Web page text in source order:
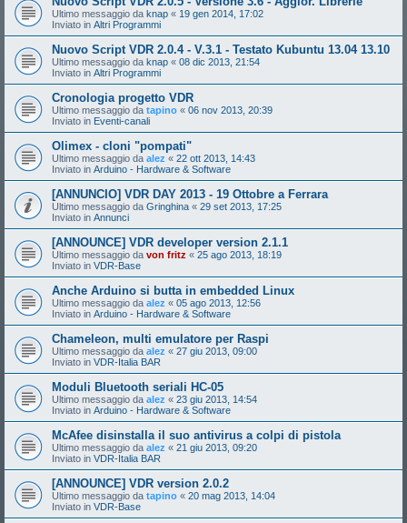
Ultimo messaggio da knap « 19 gen 2014, 17:02
Inviato in Altri Programmi
Nuovo Script VDR 2.0.4 - V.3.1 - Testato Kubuntu 13.04 13.10
Ultimo messaggio da knap « 08 dic 2013, 21:54
Inviato in Altri Programmi
Cronologia progetto VDR
Ultimo messaggio da tapino « 06 nov 2013, 20:39
Inviato in Eventi-canali
Olimex - cloni "pompati"
Ultimo messaggio da alez « 22 ott 2013, 14:43
Inviato in Arduino - Hardware & Software
[ANNUNCIO] VDR DAY 2013 - 19 Ottobre a Ferrara
Ultimo messaggio da Gringhina « 29 set 2013, 17:25
Inviato in Annunci
[ANNOUNCE] VDR developer version 2.1.1
Ultimo messaggio da von fritz « 25 ago 2013, 18:19
Inviato in VDR-Base
Anche Arduino si butta in embedded Linux
Ultimo messaggio da alez « 05 ago 2013, 12:56
Inviato in Arduino - Hardware & Software
Chameleon, multi emulatore per Raspi
Ultimo messaggio da alez « 27 giu 2013, 09:00
Inviato in VDR-Italia BAR
Moduli Bluetooth seriali HC-05
Ultimo messaggio da alez « 23 giu 2013, 14:54
Inviato in Arduino - Hardware & Software
McAfee disinstalla il suo antivirus a colpi di pistola
Ultimo messaggio da alez « 21 giu 2013, 09:20
Inviato in VDR-Italia BAR
[ANNOUNCE] VDR version 2.0.2
Ultimo messaggio da tapino « 20 mag 2013, 14:04
Inviato in VDR-Base